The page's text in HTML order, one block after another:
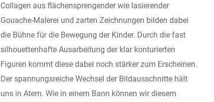
Collagen aus flächensprengender wie lasierender
Gouache-Malerei und zarten Zeichnungen bilden dabei
die Bühne für die Bewegung der Kinder. Durch die fast
silhouettenhafte Ausarbeitung der klar konturierten
Figuren kommt diese dabei noch stärker zum Erscheinen.
Der spannungsreiche Wechsel der Bildausschnitte hält
uns in Atem. Wie in einem Bann können wir diesem